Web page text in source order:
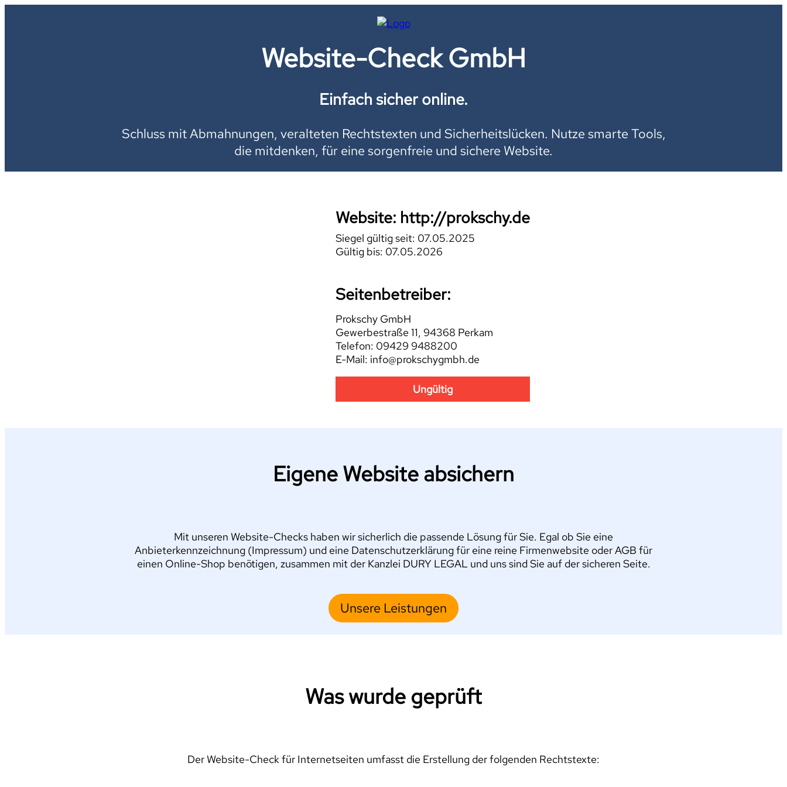
Website-Check GmbH
Einfach sicher online.
Schluss mit Abmahnungen, veralteten Rechtstexten und Sicherheitslücken. Nutze smarte Tools,
die mitdenken, für eine sorgenfreie und sichere Website.
Website: http://prokschy.de
Siegel gültig seit: 07.05.2025
Gültig bis: 07.05.2026
Seitenbetreiber:
Prokschy GmbH
Gewerbestraße 11, 94368 Perkam
Telefon: 09429 9488200
E-Mail: info@prokschygmbh.de
Ungültig
Eigene Website absichern
Mit unseren Website-Checks haben wir sicherlich die passende Lösung für Sie. Egal ob Sie eine
Anbieterkennzeichnung (Impressum) und eine Datenschutzerklärung für eine reine Firmenwebsite oder AGB für
einen Online-Shop benötigen, zusammen mit der Kanzlei DURY LEGAL und uns sind Sie auf der sicheren Seite.
Unsere Leistungen
Was wurde geprüft
Der Website-Check für Internetseiten umfasst die Erstellung der folgenden Rechtstexte: